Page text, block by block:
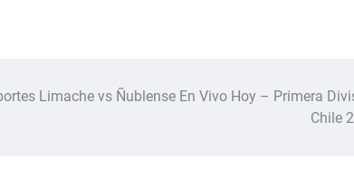
Limache vs Ñublense En Vivo Hoy – Primera
Chile